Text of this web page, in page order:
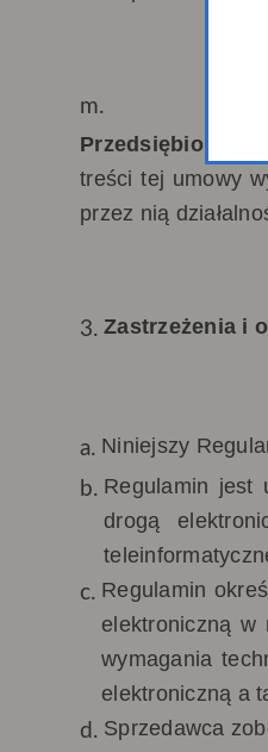
Przedsiębiorca
treści tej umowy
przez nią
Zastrzeżenia i
Niniejszy
Regulamin jest
drogą
Regulamin
elektroniczną w
wymagania
elektroniczną a
Sprzedawca